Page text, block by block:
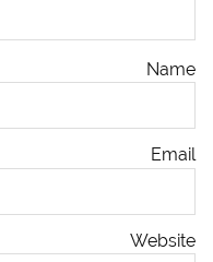
Name
Email
Website